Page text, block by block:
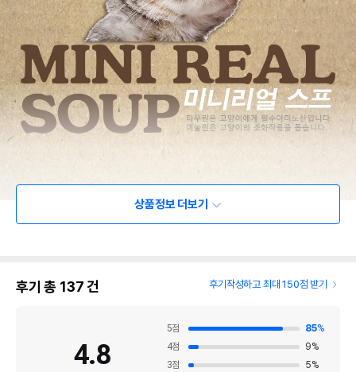
상품정보 더보기
후기 총 137건 후기작성하고 최대 150점 받기
4.8
5점 85%
4점 9%
3점 5%